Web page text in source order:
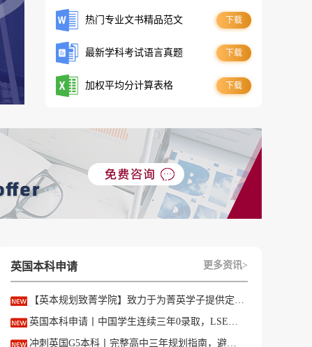
热门专业文书精品范文 下载
最新学科考试语言真题 下载
加权平均分计算表格 下载
英国本科申请 更多资讯>
【英本规划致菁学院】致力于为菁英学子提供定制式升学规划服务！
英国本科申请丨中国学生连续三年0录取，LSE这些专业为什么难申？
冲刺英国G5本科丨完整高中三年规划指南，避开 90% 申请者踩过的坑